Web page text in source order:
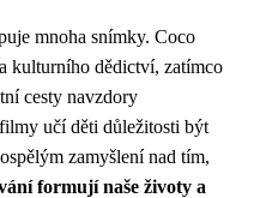
mnoha snímky. Coco
kulturního dědictví, zatímco
cesty navzdory
učí děti důležitosti být
zamyšlení nad tím,
formují naše životy a